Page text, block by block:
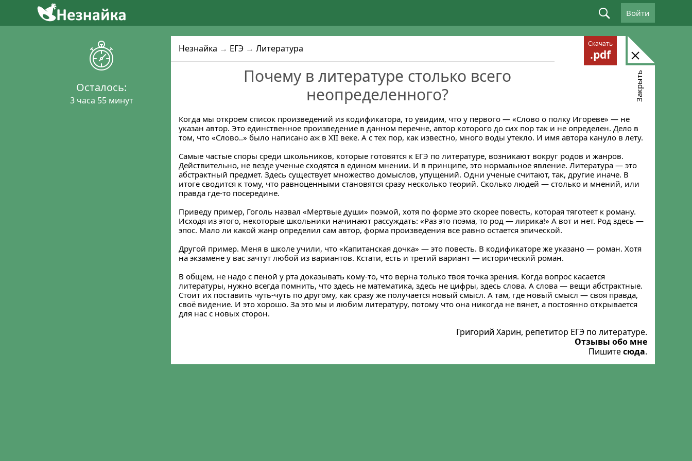
Войти
Осталось:
3 часа 55 минут Закрыть
Скачать
.pdf
Незнайка → ЕГЭ → Литература
Почему в литературе столько всего
неопределенного?
Когда мы откроем список произведений из кодификатора, то увидим, что у первого — «Слово о полку Игореве» — не
указан автор. Это единственное произведение в данном перечне, автор которого до сих пор так и не определен. Дело в
том, что «Слово..» было написано аж в XII веке. А с тех пор, как известно, много воды утекло. И имя автора кануло в лету.
Самые частые споры среди школьников, которые готовятся к ЕГЭ по литературе, возникают вокруг родов и жанров.
Действительно, не везде ученые сходятся в едином мнении. И в принципе, это нормальное явление. Литература — это
абстрактный предмет. Здесь существует множество домыслов, упущений. Одни ученые считают, так, другие иначе. В
итоге сводится к тому, что равноценными становятся сразу несколько теорий. Сколько людей — столько и мнений, или
правда где-то посередине.
Приведу пример, Гоголь назвал «Мертвые души» поэмой, хотя по форме это скорее повесть, которая тяготеет к роману.
Исходя из этого, некоторые школьники начинают рассуждать: «Раз это поэма, то род — лирика!» А вот и нет. Род здесь —
эпос. Мало ли какой жанр определил сам автор, форма произведения все равно остается эпической.
Другой пример. Меня в школе учили, что «Капитанская дочка» — это повесть. В кодификаторе же указано — роман. Хотя
на экзамене у вас зачтут любой из вариантов. Кстати, есть и третий вариант — исторический роман.
В общем, не надо с пеной у рта доказывать кому-то, что верна только твоя точка зрения. Когда вопрос касается
литературы, нужно всегда помнить, что здесь не математика, здесь не цифры, здесь слова. А слова — вещи абстрактные.
Стоит их поставить чуть-чуть по другому, как сразу же получается новый смысл. А там, где новый смысл — своя правда,
своё видение. И это хорошо. За это мы и любим литературу, потому что она никогда не вянет, а постоянно открывается
для нас с новых сторон.
Григорий Харин, репетитор ЕГЭ по литературе.
Отзывы обо мне
Пишитесюда.